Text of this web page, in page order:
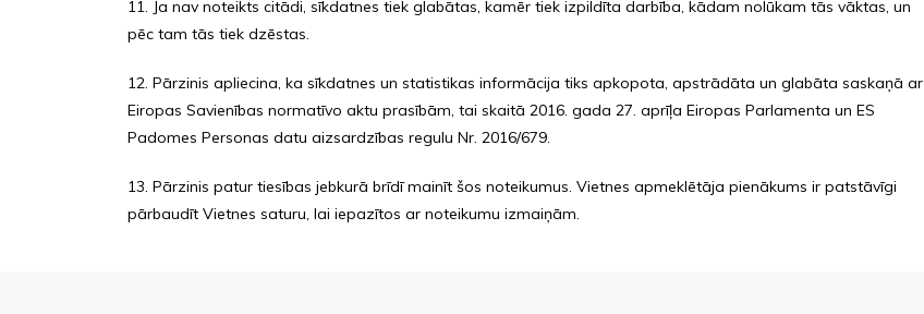
11. Ja nav noteikts citādi, sīkdatnes tiek glabātas, kamēr tiek izpildīta darbība, kādam nolūkam tās vāktas, un
pēc tam tās tiek dzēstas.
12. Pārzinis apliecina, ka sīkdatnes un statistikas informācija tiks apkopota, apstrādāta un glabāta saskaņā ar
Eiropas Savienības normatīvo aktu prasībām, tai skaitā 2016. gada 27. aprīļa Eiropas Parlamenta un ES
Padomes Personas datu aizsardzības regulu Nr. 2016/679.
13. Pārzinis patur tiesības jebkurā brīdī mainīt šos noteikumus. Vietnes apmeklētāja pienākums ir patstāvīgi
pārbaudīt Vietnes saturu, lai iepazītos ar noteikumu izmaiņām.